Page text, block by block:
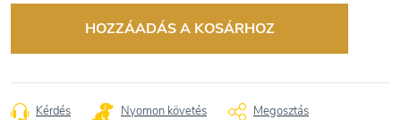
HOZZÁADÁS A KOSÁRHOZ
Kérdés Nyomon követés Megosztás